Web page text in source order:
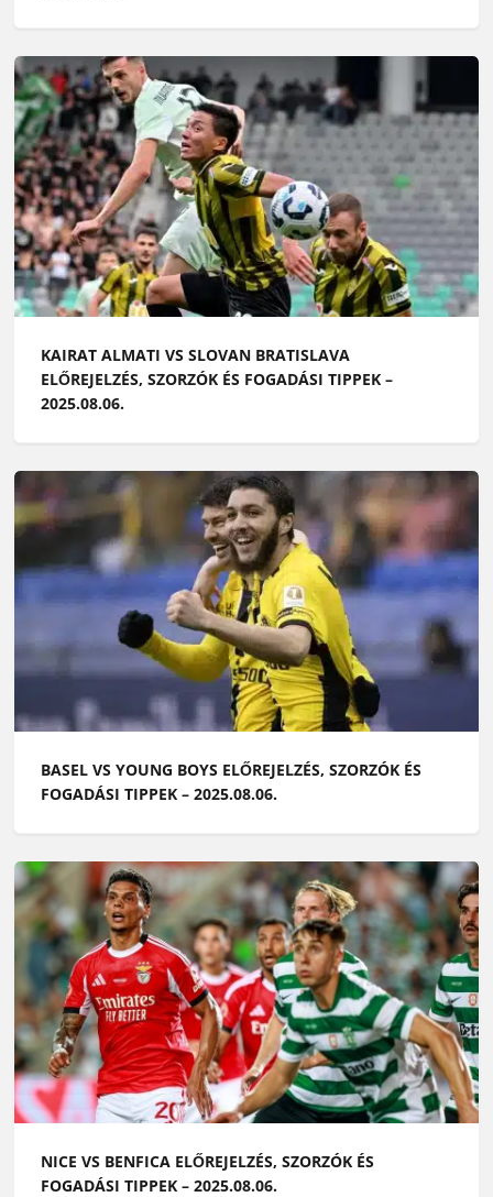
KAIRAT ALMATI VS SLOVAN BRATISLAVA
ELŐREJELZÉS, SZORZÓK ÉS FOGADÁSI TIPPEK –
2025.08.06.
BASEL VS YOUNG BOYS ELŐREJELZÉS, SZORZÓK ÉS
FOGADÁSI TIPPEK – 2025.08.06.
NICE VS BENFICA ELŐREJELZÉS, SZORZÓK ÉS
FOGADÁSI TIPPEK – 2025.08.06.